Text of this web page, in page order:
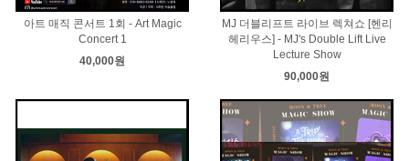
아트 매직 콘서트 1회 - Art Magic
Concert 1
40,000원
MJ 더블리프트 라이브 렉쳐쇼 [헨리
헤리우스] - MJ's Double Lift Live
Lecture Show
90,000원